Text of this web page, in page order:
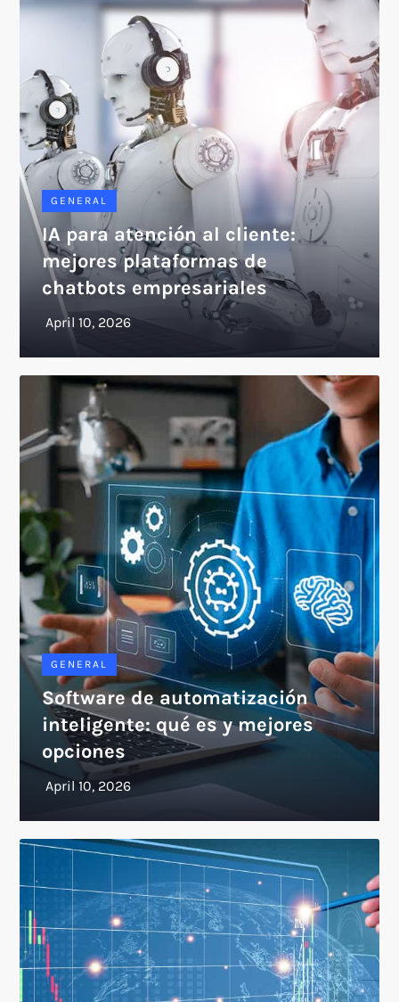
GENERAL
IA para atención al cliente:
mejores plataformas de
chatbots empresariales
GENERAL
Software de automatización
inteligente: qué es y mejores
opciones